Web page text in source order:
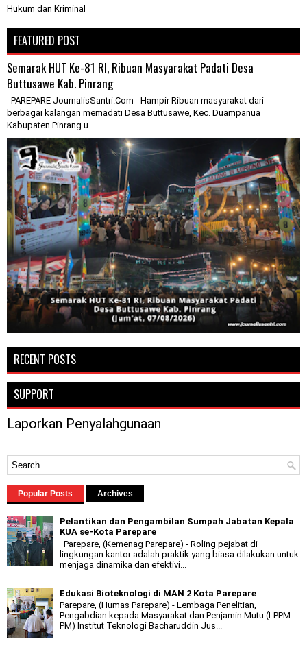
Hukum dan Kriminal
FEATURED POST
Semarak HUT Ke-81 RI, Ribuan Masyarakat Padati Desa
Buttusawe Kab. Pinrang
PAREPARE JournalisSantri.Com - Hampir Ribuan masyarakat dari
berbagai kalangan memadati Desa Buttusawe, Kec. Duampanua
Kabupaten Pinrang u...
RECENT POSTS
SUPPORT
Laporkan Penyalahgunaan
Popular Posts Archives
Pelantikan dan Pengambilan Sumpah Jabatan Kepala
KUA se-Kota Parepare
Parepare, (Kemenag Parepare) - Roling pejabat di
lingkungan kantor adalah praktik yang biasa dilakukan untuk
menjaga dinamika dan efektivi...
Edukasi Bioteknologi di MAN 2 Kota Parepare
Parepare, (Humas Parepare) - Lembaga Penelitian,
Pengabdian kepada Masyarakat dan Penjamin Mutu (LPPM-
PM) Institut Teknologi Bacharuddin Jus...